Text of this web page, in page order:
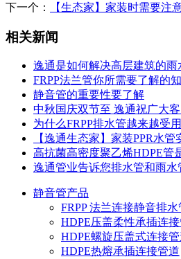
下一个： 【生态家】家装时需要注
相关新闻
逸通是如何解决高层建筑的雨
FRPP法兰管你所需要了解的
静音管的重要性要了解
中秋国庆双节至 逸通祝广大
为什么FRPP排水管越来越受
【逸通生态家】家装PPR水管
高抗菌高密度聚乙烯HDPE管
逸通管业告诉您排水管和雨水
静音管产品
FRPP 法兰连接静音排水
HDPE压盖柔性承插连
HDPE螺旋压盖式连接
HDPE热熔承插连接管道